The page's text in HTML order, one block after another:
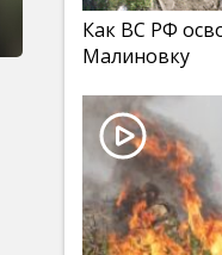
Как ВС РФ
Малиновку